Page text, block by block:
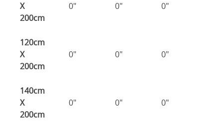
X
200cm
0" 0" 0"
120cm
X
200cm
0" 0" 0"
140cm
X
200cm
0" 0" 0"